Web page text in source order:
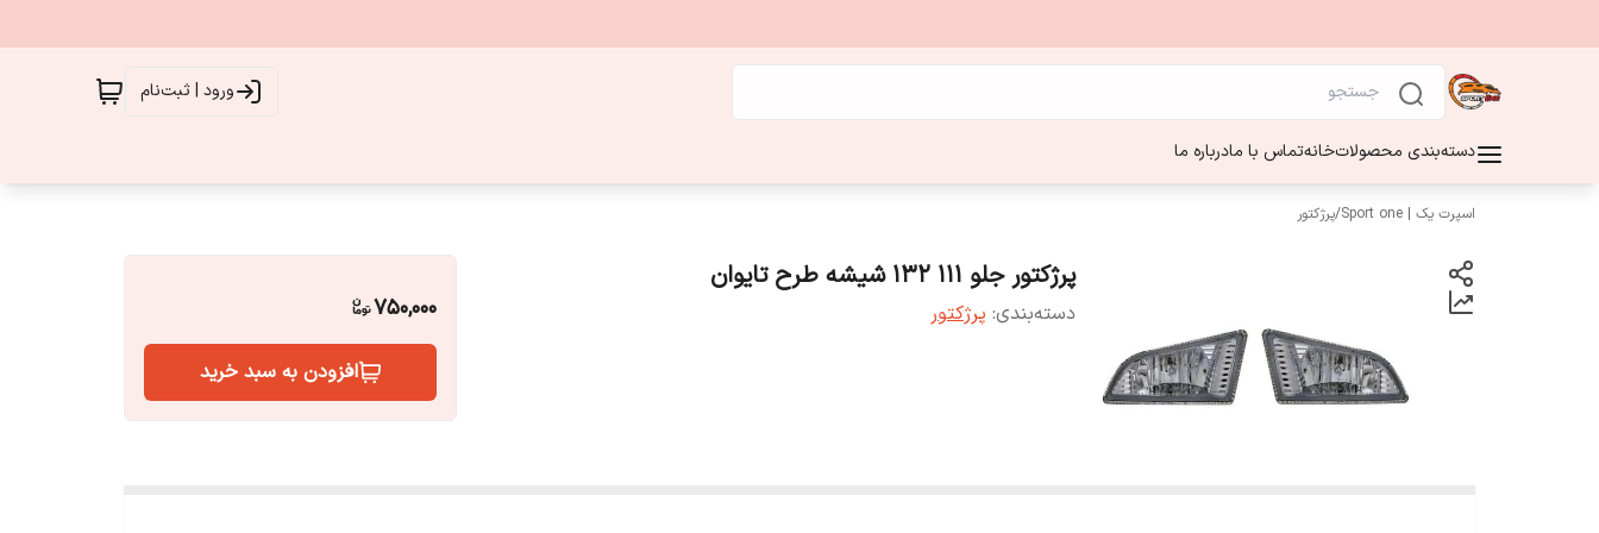
ورود | ثبت‌نام
دسته‌بندی محصولاتخانهتماس با مادرباره ما
اسپرت یک | Sport one /پرژکتور
پرژکتور جلو 111 132 شیشه طرح تایوان
دسته‌بندی: پرژکتور 750,000
افزودن به سبد خرید